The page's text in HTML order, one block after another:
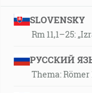
SLOVENSKY
Rm 11,1–25:
РУССКИЙ
Thema: